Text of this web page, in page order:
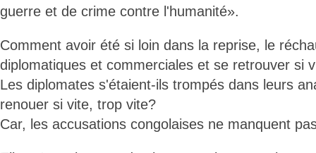
guerre et de crime contre l'humanité».
Comment avoir été si loin dans la reprise, le
diplomatiques et commerciales et se retrouver si
Les diplomates s'étaient-ils trompés dans leurs
renouer si vite, trop vite?
Car, les accusations congolaises ne manquent